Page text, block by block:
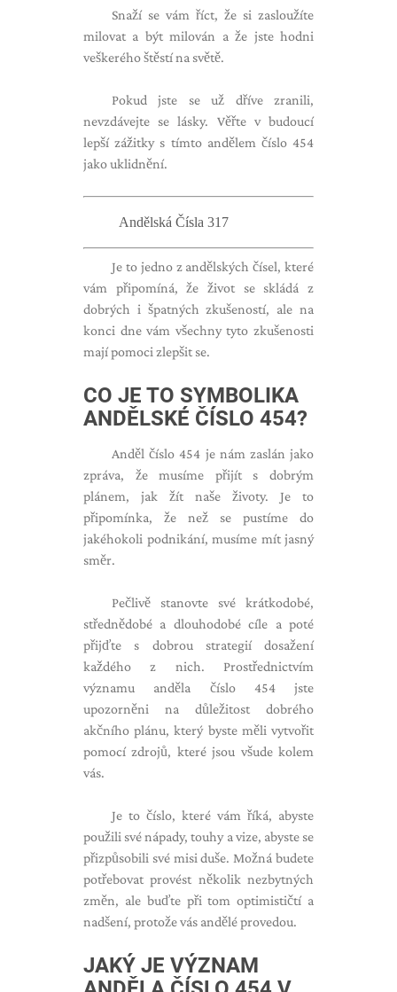
Snaží se vám říct, že si zasloužíte
milovat a být milován a že jste hodni
veškerého štěstí na světě.
Pokud jste se už dříve zranili,
nevzdávejte se lásky. Věřte v budoucí
lepší zážitky s tímto andělem číslo 454
jako uklidnění.
Andělská Čísla 317
Je to jedno z andělských čísel, které
vám připomíná, že život se skládá z
dobrých i špatných zkušeností, ale na
konci dne vám všechny tyto zkušenosti
mají pomoci zlepšit se.
CO JE TO SYMBOLIKA
ANDĚLSKÉ ČÍSLO 454?
Anděl číslo 454 je nám zaslán jako
zpráva, že musíme přijít s dobrým
plánem, jak žít naše životy. Je to
připomínka, že než se pustíme do
jakéhokoli podnikání, musíme mít jasný
směr.
Pečlivě stanovte své krátkodobé,
střednědobé a dlouhodobé cíle a poté
přijďte s dobrou strategií dosažení
každého z nich. Prostřednictvím
významu anděla číslo 454 jste
upozorněni na důležitost dobrého
akčního plánu, který byste měli vytvořit
pomocí zdrojů, které jsou všude kolem
vás.
Je to číslo, které vám říká, abyste
použili své nápady, touhy a vize, abyste se
přizpůsobili své misi duše. Možná budete
potřebovat provést několik nezbytných
změn, ale buďte při tom optimističtí a
nadšení, protože vás andělé provedou.
JAKÝ JE VÝZNAM